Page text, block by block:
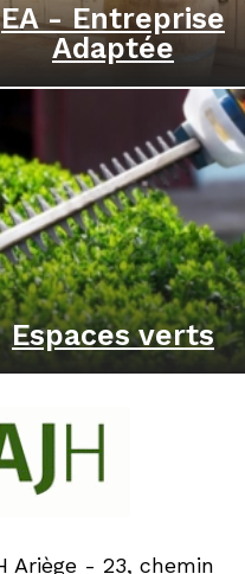
EA - Entreprise
Adaptée
Espaces verts
Ariège - 23, chemin